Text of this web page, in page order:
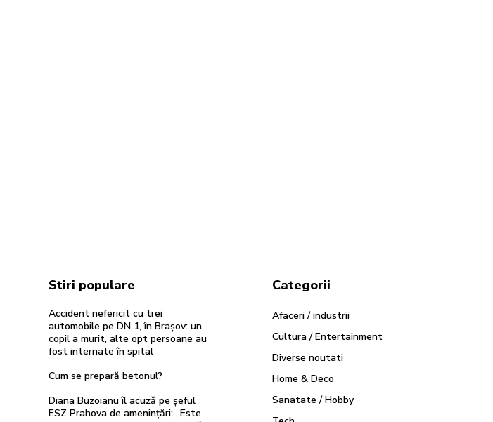
Stiri populare
Accident nefericit cu trei
automobile pe DN 1, în Brașov: un
copil a murit, alte opt persoane au
fost internate în spital
Cum se prepară betonul?
Diana Buzoianu îl acuză pe șeful
ESZ Prahova de amenințări: „Este
Categorii
Afaceri / industrii
Cultura / Entertainment
Diverse noutati
Home & Deco
Sanatate / Hobby